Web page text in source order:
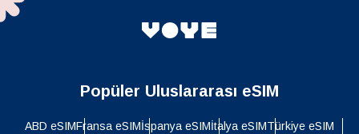
Popüler Uluslararası eSIM
ABD eSIMFransa eSIMİspanya eSIMİtalya eSIMTürkiye eSIM